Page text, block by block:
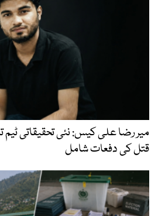
میر رضا علی کیس: نئی تحقیقاتی ٹیم
قتل کی دفعات شامل